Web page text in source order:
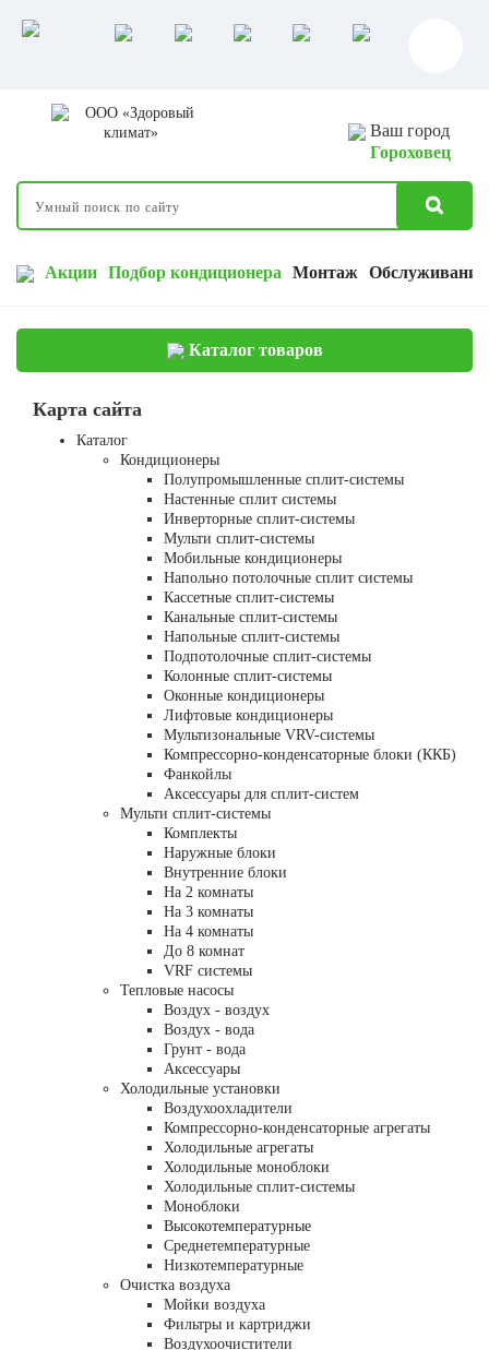
Ваш город
Гороховец
Акции Подбор кондиционера Монтаж Обслуживание
Каталог товаров
Карта сайта
Каталог
Кондиционеры
Полупромышленные сплит-системы
Настенные сплит системы
Инверторные сплит-системы
Мульти сплит-системы
Мобильные кондиционеры
Напольно потолочные сплит системы
Кассетные сплит-системы
Канальные сплит-системы
Напольные сплит-системы
Подпотолочные сплит-системы
Колонные сплит-системы
Оконные кондиционеры
Лифтовые кондиционеры
Мультизональные VRV-системы
Компрессорно-конденсаторные блоки (ККБ)
Фанкойлы
Аксессуары для сплит-систем
Мульти сплит-системы
Комплекты
Наружные блоки
Внутренние блоки
На 2 комнаты
На 3 комнаты
На 4 комнаты
До 8 комнат
VRF системы
Тепловые насосы
Воздух - воздух
Воздух - вода
Грунт - вода
Аксессуары
Холодильные установки
Воздухоохладители
Компрессорно-конденсаторные агрегаты
Холодильные агрегаты
Холодильные моноблоки
Холодильные сплит-системы
Моноблоки
Высокотемпературные
Среднетемпературные
Низкотемпературные
Очистка воздуха
Мойки воздуха
Фильтры и картриджи
Воздухоочистители